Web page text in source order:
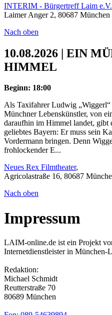
INTERIM - Bürgertreff Laim e.V.
Laimer Anger 2, 80687 München
Nach oben
10.08.2026 | EIN
HIMMEL
Beginn: 18:00
Als Taxifahrer Ludwig „Wiggerl“
Münchner Lebenskünstler, von
daraufhin im Himmel landet, gibt
geliebtes Bayern: Er muss sein
Vordermann bringen. Denn
frohlockender E...
Neues Rex Filmtheater,
Agricolastraße 16, 80687
Nach oben
Impressum
LAIM-online.de ist ein Projekt
Internetdienstleister in München-
Redaktion:
Michael Schmidt
Reutterstraße 70
80689 München